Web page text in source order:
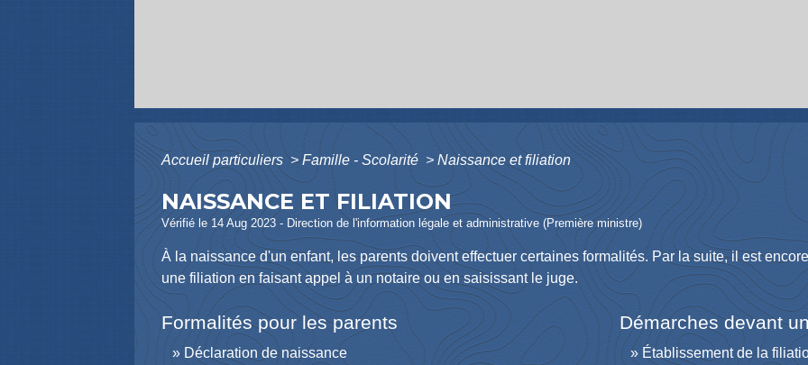
Accueil particuliers > Famille - Scolarité > Naissance et filiation
NAISSANCE ET FILIATION
Vérifié le 14 Aug 2023 - Direction de l'information légale et administrative (Première ministre)
À la naissance d'un enfant, les parents doivent effectuer certaines formalités. Par la suite, il est
une filiation en faisant appel à un notaire ou en saisissant le juge.
Formalités pour les parents
Déclaration de naissance
Démarches devant
Établissement de la